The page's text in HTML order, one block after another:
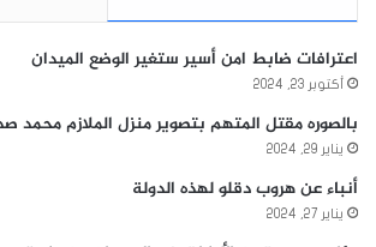
اعترافات ضابط امن أسير ستغير الوضع الميدان
أكتوبر 23, 2024
بالصوره مقتل المتهم بتصوير منزل الملازم محمد
يناير 29, 2024
أنباء عن هروب دقلو لهذه الدولة
يناير 27, 2024